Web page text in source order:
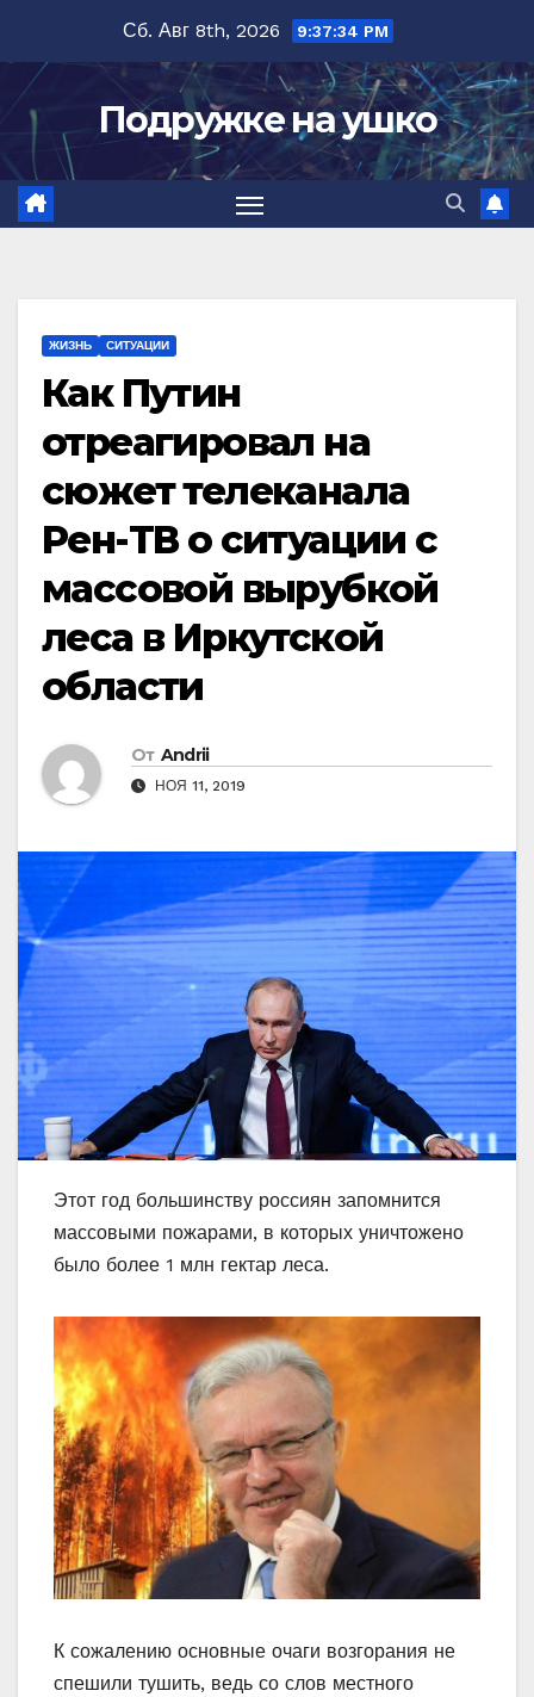
содержимому
Сб. Авг 8th, 2026 9:37:35 PM
Подружке на ушко
ЖИЗНЬ СИТУАЦИИ
Как Путин
отреагировал на
сюжет телеканала
Рен-ТВ о ситуации с
массовой вырубкой
леса в Иркутской
области
От Andrii
НОЯ 11, 2019
Этот год большинству россиян запомнится
массовыми пожарами, в которых уничтожено
было более 1 млн гектар леса.
К сожалению основные очаги возгорания не
спешили тушить, ведь со слов местного